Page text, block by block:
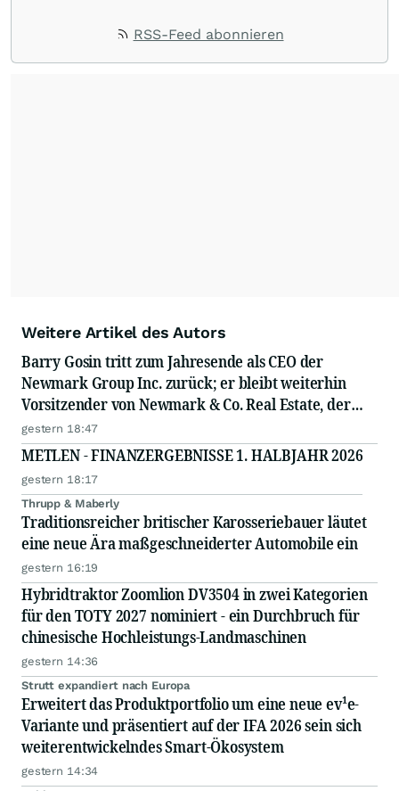
RSS-Feed abonnieren
Weitere Artikel des Autors
Barry Gosin tritt zum Jahresende als CEO der
Newmark Group Inc. zurück; er bleibt weiterhin
Vorsitzender von Newmark & Co. Real Estate, der
operativen Gesellschaft von Newmark
gestern 18:47
METLEN - FINANZERGEBNISSE 1. HALBJAHR 2026
gestern 18:17
Thrupp & Maberly
Traditionsreicher britischer Karosseriebauer läutet
eine neue Ära maßgeschneiderter Automobile ein
gestern 16:19
Hybridtraktor Zoomlion DV3504 in zwei Kategorien
für den TOTY 2027 nominiert - ein Durchbruch für
chinesische Hochleistungs-Landmaschinen
gestern 14:36
Strutt expandiert nach Europa
Erweitert das Produktportfolio um eine neue ev¹e-
Variante und präsentiert auf der IFA 2026 sein sich
weiterentwickelndes Smart-Ökosystem
gestern 14:34